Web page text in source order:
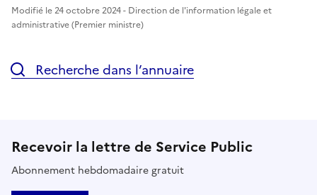
Modifié le 24 octobre 2024 - Direction de l'information légale et
administrative (Premier ministre)
Recherche dans l’annuaire
Recevoir la lettre de Service Public
Abonnement hebdomadaire gratuit